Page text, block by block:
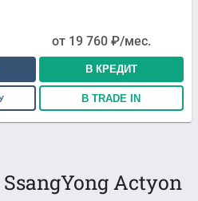
от 19 760 ₽/мес.
В КРЕДИТ
В TRADE IN
Actyon